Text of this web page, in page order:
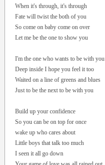
When it's through, it's through
Fate will twist the both of you
So come on baby come on over
Let me be the one to show you
I'm the one who wants to be with you
Deep inside I hope you feel it too
Waited on a line of greens and blues
Just to be the next to be with you
Build up your confidence
So you can be on top for once
wake up who cares about
Little boys that talk too much
I seen it all go down